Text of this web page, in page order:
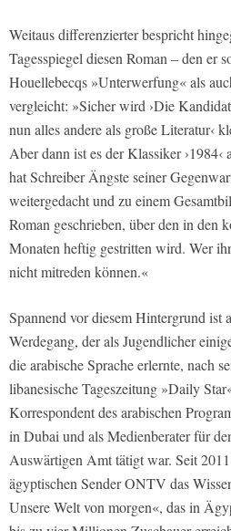
Weitaus differenzierter bespricht
Tagesspiegel diesen Roman – den er
Houellebecqs »Unterwerfung« als
vergleicht: »Sicher wird ›Die
nun alles andere als große Literatur‹
Aber dann ist es der Klassiker
hat Schreiber Ängste seiner
weitergedacht und zu einem
Roman geschrieben, über den in den
Monaten heftig gestritten wird. Wer
nicht mitreden können.«
Spannend vor diesem Hintergrund ist
Werdegang, der als Jugendlicher
die arabische Sprache erlernte, nach
libanesische Tageszeitung »Daily
Korrespondent des arabischen
in Dubai und als Medienberater für
Auswärtigen Amt tätigt war. Seit
ägyptischen Sender ONTV das
Unsere Welt von morgen«, das in